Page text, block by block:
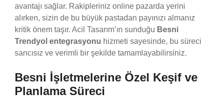
avantajı sağlar. Rakipleriniz online pazarda yerini
alırken, sizin de bu büyük pastadan payınızı almanız
kritik önem taşır. Acil Tasarım’ın sunduğu Besni
Trendyol entegrasyonu hizmeti sayesinde, bu süreci
sancısız ve verimli bir şekilde tamamlayabilirsiniz.
Besni İşletmelerine Özel Keşif ve
Planlama Süreci